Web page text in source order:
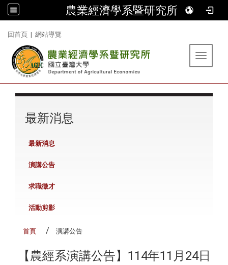
農業經濟學系暨研究所
回首頁 | 網站導覽
Toggle
最新消息
最新消息
演講公告
求職徵才
活動剪影
首頁 演講公告
【農經系演講公告】114年11月24日